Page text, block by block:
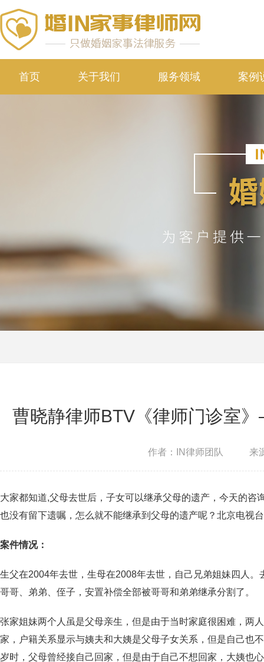
首页 关于我们 服务领域 案例
曹晓静律师BTV《律师门诊室
作者：IN律师团队 来
大家都知道,父母去世后，子女可以继承父母的遗产，今天的
也没有留下遗嘱，怎么就不能继承到父母的遗产呢？北京电视
案件情况：
生父在2004年去世，生母在2008年去世，自己兄弟姐妹四人
哥哥、弟弟、侄子，安置补偿全部被哥哥和弟弟继承分割了。
张家姐妹两个人虽是父母亲生，但是由于当时家庭很困难，两
家，户籍关系显示与姨夫和大姨是父母子女关系，但是自己也
岁时，父母曾经接自己回家，但是由于自己不想回家，大姨也